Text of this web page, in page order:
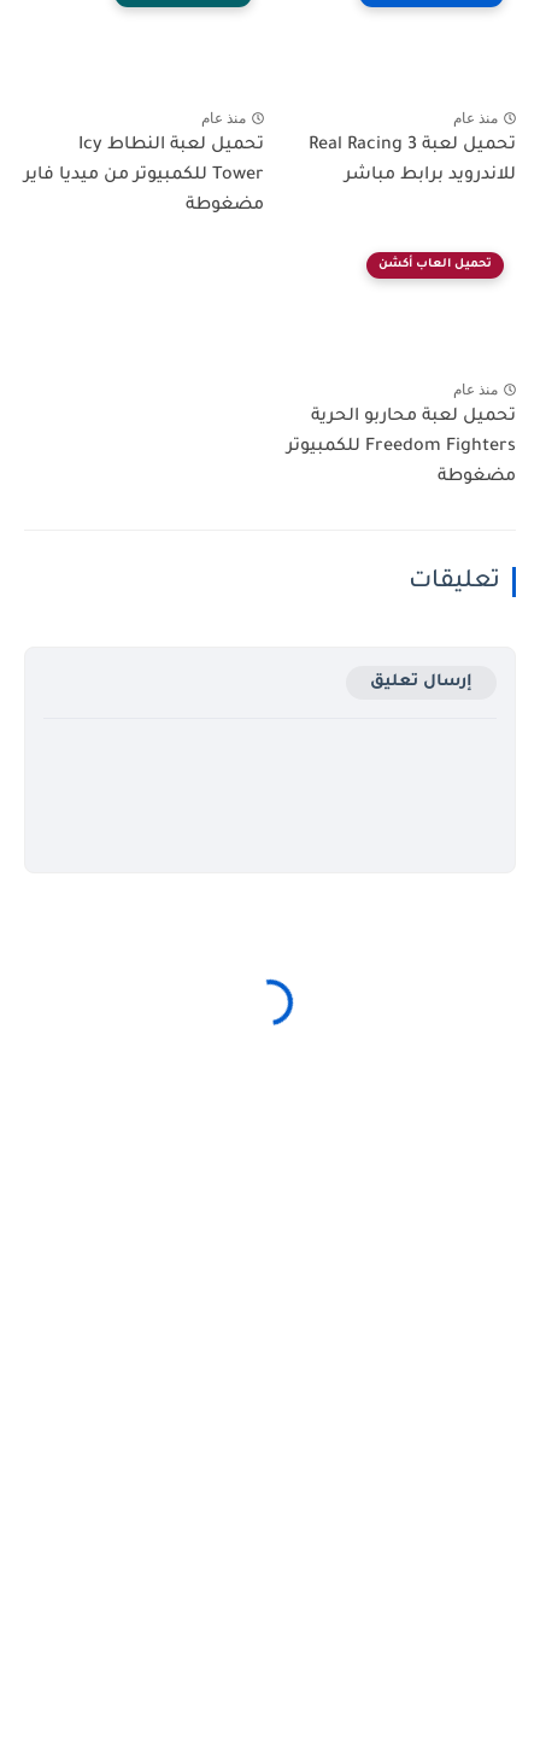
منذ عام
تحميل لعبة Real Racing 3
للاندرويد برابط مباشر
منذ عام
تحميل لعبة النطاط Icy
Tower للكمبيوتر من ميديا فاير
مضغوطة
تحميل العاب أكشن
منذ عام
تحميل لعبة محاربو الحرية
Freedom Fighters للكمبيوتر
مضغوطة
تعليقات
إرسال تعليق